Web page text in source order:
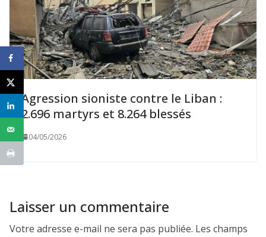
Agression sioniste contre le Liban :
2.696 martyrs et 8.264 blessés
04/05/2026
Laisser un commentaire
Votre adresse e-mail ne sera pas publiée. Les champs